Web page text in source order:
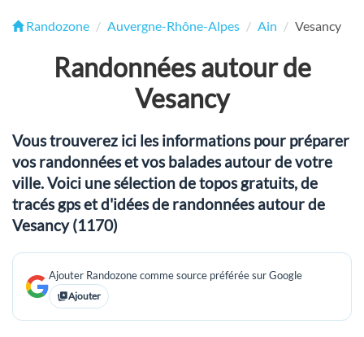
Randozone Auvergne-Rhône-Alpes Ain Vesancy
Randonnées autour de
Vesancy
Vous trouverez ici les informations pour préparer
vos randonnées et vos balades autour de votre
ville. Voici une sélection de topos gratuits, de
tracés gps et d'idées de randonnées autour de
Vesancy (1170)
Ajouter Randozone comme source préférée sur Google
Ajouter